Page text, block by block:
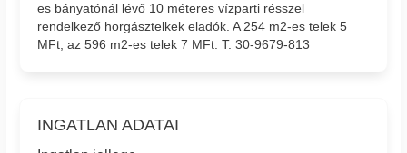
es bányatónál lévő 10 méteres vízparti résszel
rendelkező horgásztelkek eladók. A 254 m2-es telek 5
MFt, az 596 m2-es telek 7 MFt. T: 30-9679-813
INGATLAN ADATAI